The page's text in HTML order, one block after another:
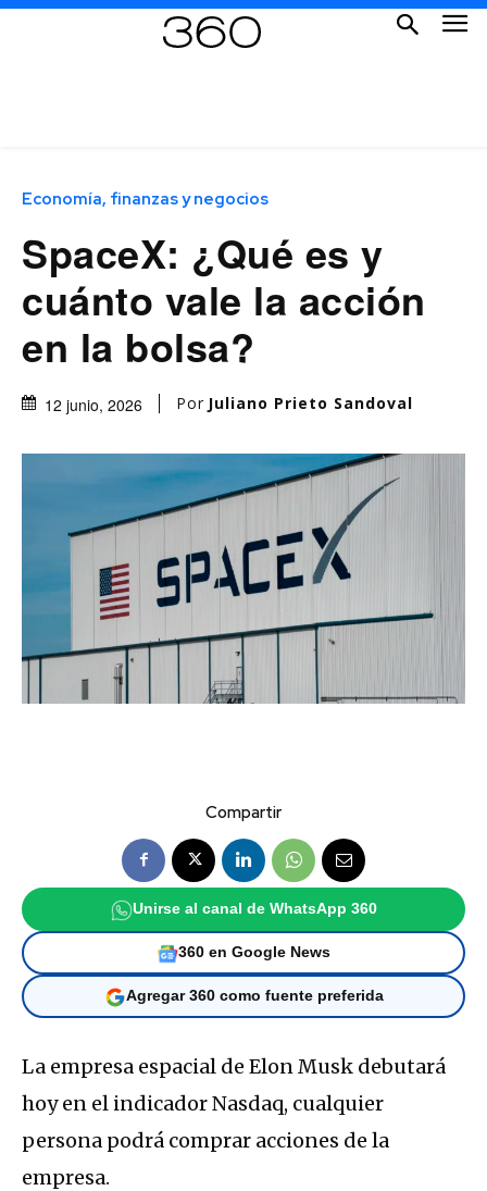
Economía, finanzas y negocios
SpaceX: ¿Qué es y
cuánto vale la acción
en la bolsa?
12 junio, 2026 Por Juliano Prieto Sandoval
Compartir
Unirse al canal de WhatsApp 360
360 en Google News
Agregar 360 como fuente preferida
La empresa espacial de Elon Musk debutará
hoy en el indicador Nasdaq, cualquier
persona podrá comprar acciones de la
empresa.